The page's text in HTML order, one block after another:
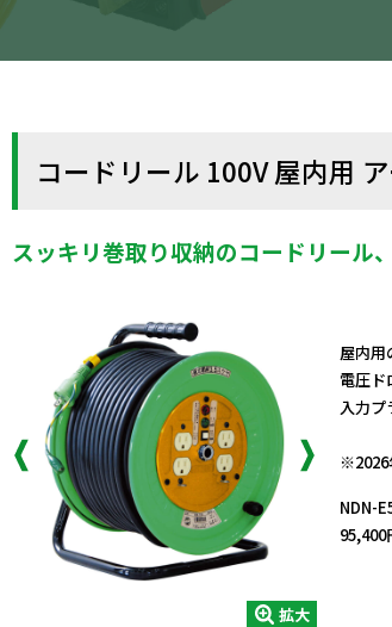
コードリール 100V 屋内用
スッキリ巻取り収納のコードリール
拡大
屋内用
電圧ド
入力プ
※2026
NDN-
95,400